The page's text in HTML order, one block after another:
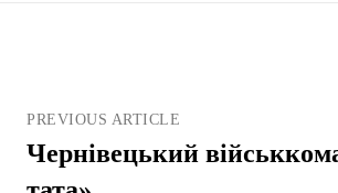
PREVIOUS ARTICLE
Чернівецький